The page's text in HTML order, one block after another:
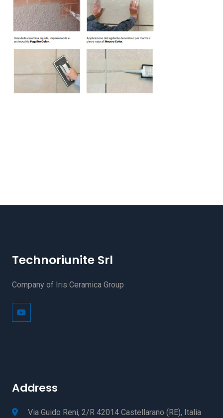
Technoriunite Srl
Company of Iris Ceramica Group
Address
Via Guido Reni, 2/R 42014 Castellarano (RE), Italia